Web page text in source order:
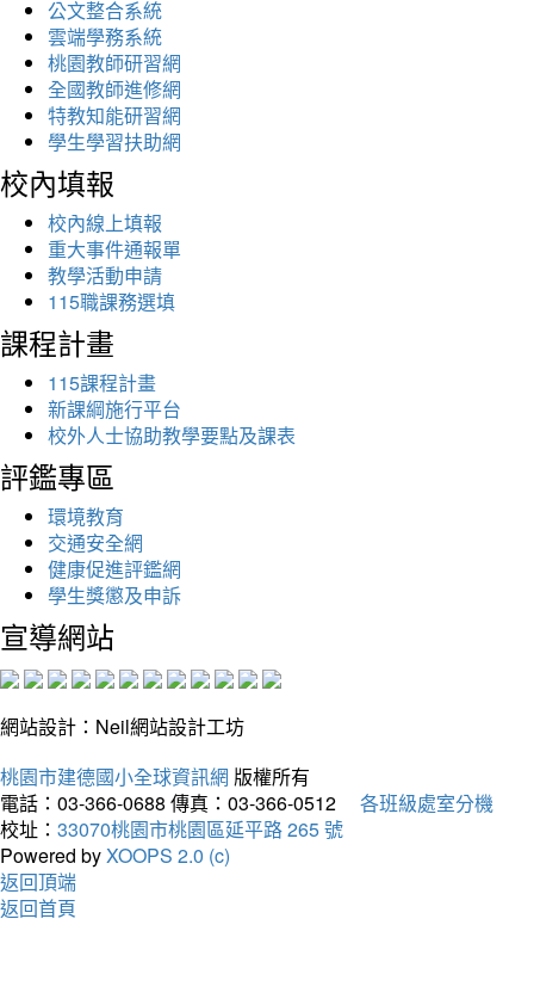
公文整合系統
雲端學務系統
桃園教師研習網
全國教師進修網
特教知能研習網
學生學習扶助網
校內填報
校內線上填報
重大事件通報單
教學活動申請
115職課務選填
課程計畫
115課程計畫
新課綱施行平台
校外人士協助教學要點及課表
評鑑專區
環境教育
交通安全網
健康促進評鑑網
學生獎懲及申訴
宣導網站
網站設計：Neil網站設計工坊
桃園市建德國小全球資訊網 版權所有
電話：03-366-0688 傳真：03-366-0512
各班級處室分機
校址： 33070桃園市桃園區延平路 265 號
Powered byXOOPS 2.0 (c)
返回頂端
返回首頁